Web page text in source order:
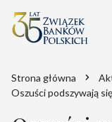
Strona główna
Oszuści podszywają